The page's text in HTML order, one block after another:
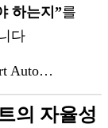
하는지”를
다
Auto…
의 자율성